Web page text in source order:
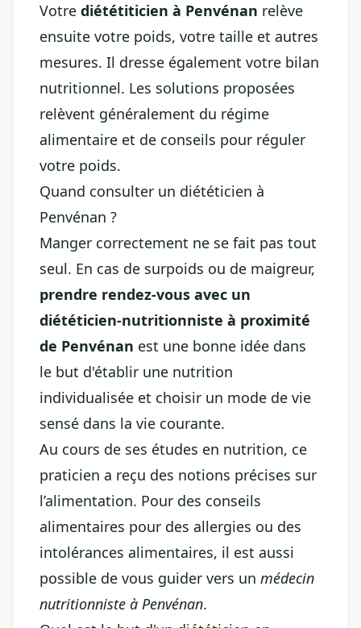
Votre diététiticien à Penvénan relève
ensuite votre poids, votre taille et autres
mesures. Il dresse également votre bilan
nutritionnel. Les solutions proposées
relèvent généralement du régime
alimentaire et de conseils pour réguler
votre poids.
Quand consulter un diététicien à
Penvénan ?
Manger correctement ne se fait pas tout
seul. En cas de surpoids ou de maigreur,
prendre rendez-vous avec un
diététicien-nutritionniste à proximité
de Penvénan est une bonne idée dans
le but d'établir une nutrition
individualisée et choisir un mode de vie
sensé dans la vie courante.
Au cours de ses études en nutrition, ce
praticien a reçu des notions précises sur
l’alimentation. Pour des conseils
alimentaires pour des allergies ou des
intolérances alimentaires, il est aussi
possible de vous guider vers un médecin
nutritionniste à Penvénan.